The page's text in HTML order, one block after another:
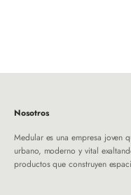
Nosotros
Medular es una empresa joven
urbano, moderno y vital
productos que construyen